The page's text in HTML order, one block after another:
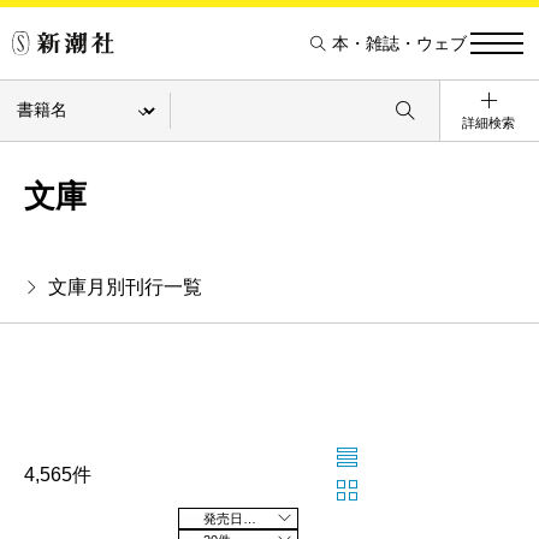
本・雑誌・ウェブ
詳細検索
文庫
文庫月別刊行一覧
4,565件